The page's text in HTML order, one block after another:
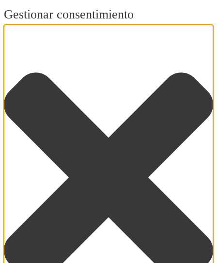
Gestionar consentimiento